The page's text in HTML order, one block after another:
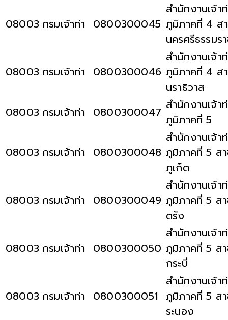
08003 กรมเจ้าท่า 0800300045
สำนักงานเจ้า
ภูมิภาคที่ 4 ส
นครศรีธรรมร
08003 กรมเจ้าท่า 0800300046
สำนักงานเจ้า
ภูมิภาคที่ 4 ส
นราธิวาส
08003 กรมเจ้าท่า 0800300047 สำนักงานเจ้า
ภูมิภาคที่ 5
08003 กรมเจ้าท่า 0800300048
สำนักงานเจ้า
ภูมิภาคที่ 5 ส
ภูเก็ต
08003 กรมเจ้าท่า 0800300049
สำนักงานเจ้า
ภูมิภาคที่ 5 ส
ตรัง
08003 กรมเจ้าท่า 0800300050
สำนักงานเจ้า
ภูมิภาคที่ 5 ส
กระบี่
08003 กรมเจ้าท่า 0800300051
สำนักงานเจ้า
ภูมิภาคที่ 5 ส
ระนอง